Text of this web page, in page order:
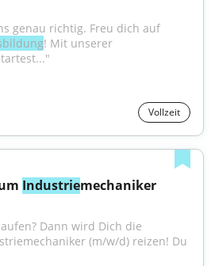
genau richtig. Freu dich auf
! Mit unserer
Vollzeit
Industriemechaniker
(m/w/d) reizen! Du